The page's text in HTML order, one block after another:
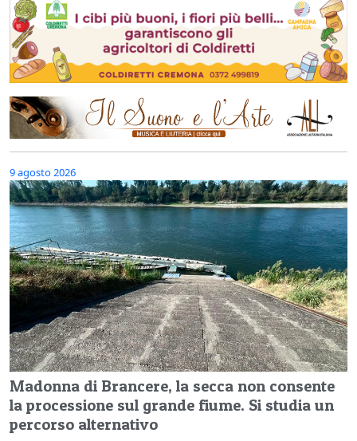
9 agosto 2026
Madonna di Brancere, la secca non consente
la processione sul grande fiume. Si studia un
percorso alternativo